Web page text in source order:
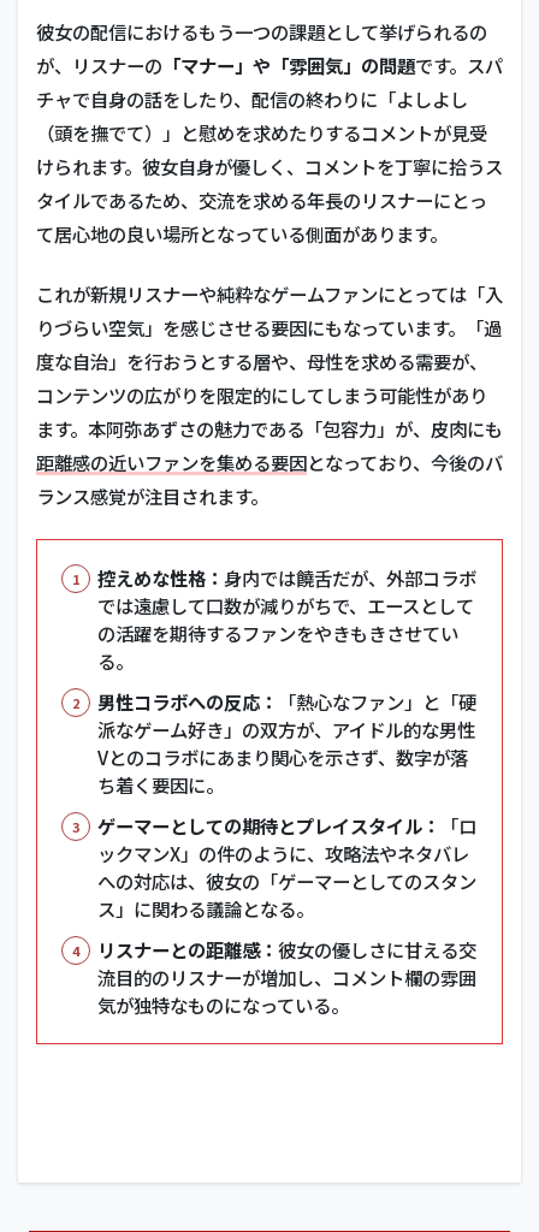
彼女の配信におけるもう一つの課題として挙げられるの
が、リスナーの 「マナー」や「雰囲気」の問題です。スパ
チャで自身の話をしたり、配信の終わりに「よしよし
（頭を撫でて）」と慰めを求めたりするコメントが見受
けられます。彼女自身が優しく、コメントを丁寧に拾うス
タイルであるため、交流を求める年長のリスナーにとっ
て居心地の良い場所となっている側面があります。
これが新規リスナーや純粋なゲームファンにとっては「入
りづらい空気」を感じさせる要因にもなっています。「過
度な自治」を行おうとする層や、母性を求める需要が、
コンテンツの広がりを限定的にしてしまう可能性があり
ます。本阿弥あずさの魅力である「包容力」が、皮肉にも
距離感の近いファンを集める要因となっており、今後のバ
ランス感覚が注目されます。
控えめな性格： 身内では饒舌だが、外部コラボ
では遠慮して口数が減りがちで、エースとして
の活躍を期待するファンをやきもきさせてい
る。
男性コラボへの反応：
「熱心なファン」と「硬
派なゲーム好き」の双方が、アイドル的な男性
Vとのコラボにあまり関心を示さず、数字が落
ち着く要因に。
ゲーマーとしての期待とプレイスタイル：
「ロ
ックマンX」の件のように、攻略法やネタバレ
への対応は、彼女の「ゲーマーとしてのスタン
ス」に関わる議論となる。
リスナーとの距離感： 彼女の優しさに甘える交
流目的のリスナーが増加し、コメント欄の雰囲
気が独特なものになっている。